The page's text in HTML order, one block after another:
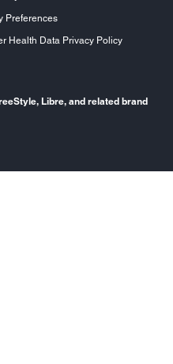
Preferences
Health Data Privacy Policy
Libre, and related brand